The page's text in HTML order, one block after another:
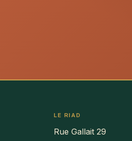
LE RIAD
Rue Gallait 29